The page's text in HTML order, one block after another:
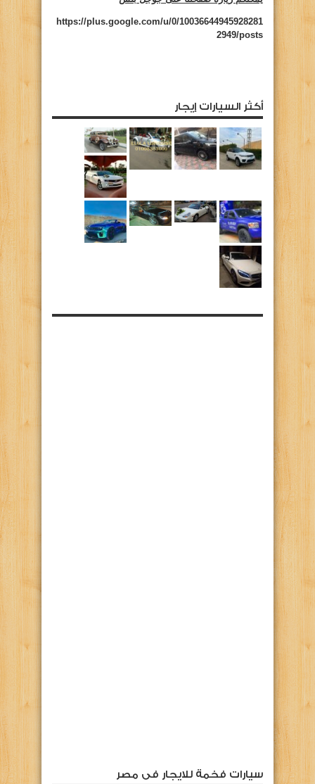
https://plus.google.com/u/0/10036644945928281
2949/posts
أكثر السيارات إيجار
سيارات فخمة للايجار فى مصر